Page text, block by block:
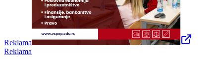
Reklama
Reklama